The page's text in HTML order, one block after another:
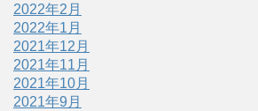
2022年2月
2022年1月
2021年12月
2021年11月
2021年10月
2021年9月